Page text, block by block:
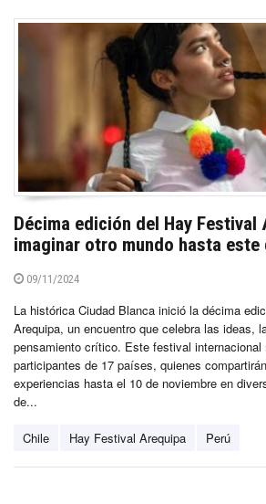
Décima edición del Hay Festival
imaginar otro mundo hasta este
09/11/2024
La histórica Ciudad Blanca inició la décima
Arequipa, un encuentro que celebra las ideas,
pensamiento crítico. Este festival internacional
participantes de 17 países, quienes
experiencias hasta el 10 de noviembre en
de...
Chile Hay Festival Arequipa Perú